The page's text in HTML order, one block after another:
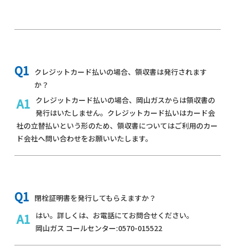
クレジットカード払いの場合、領収書は発行されます
か？
クレジットカード払いの場合、岡山ガスからは領収書の
発行はいたしません。クレジットカード払いはカード会
社の立替払いという形のため、領収書についてはご利用のカー
ド会社へ問い合わせをお願いいたします。
閉栓証明書を発行してもらえますか？
はい。詳しくは、お電話にてお問合せください。
岡山ガス コールセンター:0570-015522